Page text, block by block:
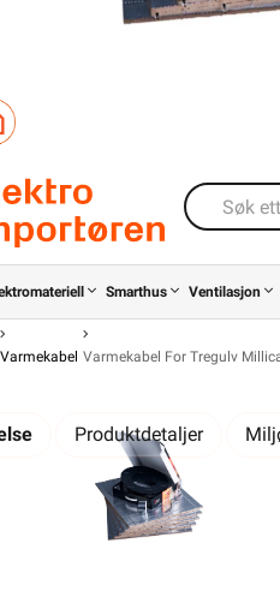
Produktdetaljer
Millicable
Smarthus Ventilasjon
Varmekabel Varmekabel For Tregulv